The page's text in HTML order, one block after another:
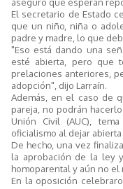
El secretario de Estado
que un niño, niña o
padre y madre, lo que
"Eso está dando una
esté abierta, pero que
prelaciones anteriores,
adopción", dijo Larraín.
Además, en el caso de
pareja, no podrán
Unión Civil (AUC),
oficialismo al dejar
De hecho, una vez
la aprobación de la ley
homoparental y aún no
En la oposición